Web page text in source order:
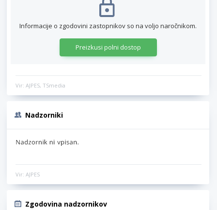
Informacije o zgodovini zastopnikov so na voljo naročnikom.
Preizkusi polni dostop
Vir: AJPES, TSmedia
Nadzorniki
Vir: AJPES
Zgodovina nadzornikov